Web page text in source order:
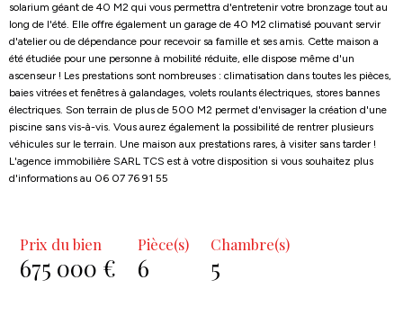
solarium géant de 40 M2 qui vous permettra d'entretenir votre bronzage tout au
long de l'été. Elle offre également un garage de 40 M2 climatisé pouvant servir
d'atelier ou de dépendance pour recevoir sa famille et ses amis. Cette maison a
été étudiée pour une personne à mobilité réduite, elle dispose même d'un
ascenseur ! Les prestations sont nombreuses : climatisation dans toutes les pièces,
baies vitrées et fenêtres à galandages, volets roulants électriques, stores bannes
électriques. Son terrain de plus de 500 M2 permet d'envisager la création d'une
piscine sans vis-à-vis. Vous aurez également la possibilité de rentrer plusieurs
véhicules sur le terrain. Une maison aux prestations rares, à visiter sans tarder !
L'agence immobilière SARL TCS est à votre disposition si vous souhaitez plus
d'informations au 06 07 76 91 55
Prix du bien
675 000 €
Pièce(s)
6
Chambre(s)
5